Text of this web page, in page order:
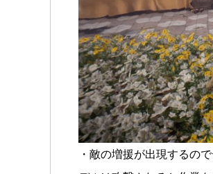
・敵の増援が出現するの